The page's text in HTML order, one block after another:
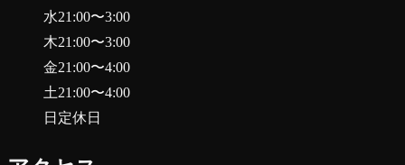
水21:00〜3:00
木21:00〜3:00
金21:00〜4:00
土21:00〜4:00
日 定休日